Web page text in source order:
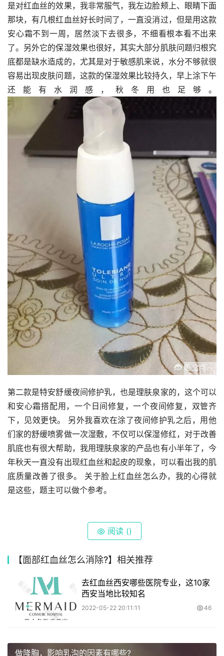
是对红血丝的效果，我非常服气，我左边脸颊上、眼睛下面
那块，有几根红血丝好长时间了，一直没消过，但是用这款
安心霜不到一周，居然淡下去很多，不细看根本看不出来
了。另外它的保湿效果也很好，其实大部分肌肤问题归根究
底都是缺水造成的，尤其是对于敏感肌来说，水分不够就很
容易出现皮肤问题，这款的保湿效果比较持久，早上涂下午
还能有水润感，秋冬用也足够。
第二款是特安舒缓夜间修护乳，也是理肤泉家的，这个可以
和安心霜搭配用，一个日间修复，一个夜间修复，双管齐
下，见效更快。 另外我喜欢在涂了夜间修护乳之后，用他
们家的舒缓喷雾做一次湿敷，不仅可以保湿修红，对于改善
肌底也有很大帮助，我用理肤泉家的产品也有小半年了，今
年秋天一直没有出现红血丝和起皮的现象，可以看出我的肌
底质量改善了很多。 关于脸上红血丝怎么办，我的心得就
是这些，题主可以做个参考。
阅读 ()
【面部红血丝怎么消除?】相关推荐
去红血丝西安哪些医院专业，这10家
西安当地比较知名
2022-05-22 20:11:11 46
做隆胸，影响乳沟的因素有哪些?